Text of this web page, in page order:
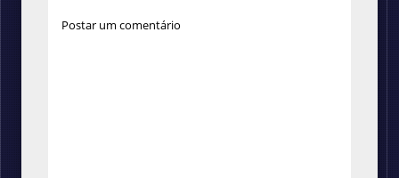
Postar um comentário